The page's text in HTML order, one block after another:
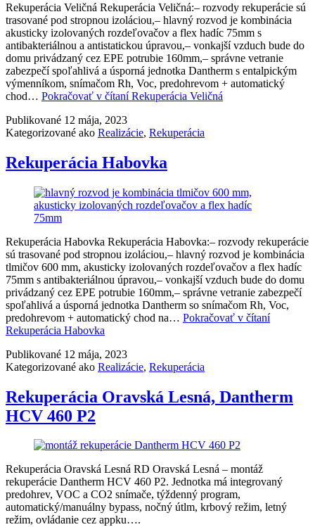
Rekuperácia Veličná Rekuperácia Veličná:– rozvody rekuperácie sú
trasované pod stropnou izoláciou,– hlavný rozvod je kombinácia
akusticky izolovaných rozdeľovačov a flex hadíc 75mm s
antibakteriálnou a antistatickou úpravou,– vonkajší vzduch bude do
domu privádzaný cez EPE potrubie 160mm,– správne vetranie
zabezpečí spoľahlivá a úsporná jednotka Dantherm s entalpickým
výmenníkom, snímačom Rh, Voc, predohrevom + automatický
chod… Pokračovať v čítaníRekuperácia Veličná
Publikované 12 mája, 2023
Kategorizované ako Realizácie, Rekuperácia
Rekuperácia Habovka
Rekuperácia Habovka Rekuperácia Habovka:– rozvody rekuperácie
sú trasované pod stropnou izoláciou,– hlavný rozvod je kombinácia
tlmičov 600 mm, akusticky izolovaných rozdeľovačov a flex hadíc
75mm s antibakteriálnou úpravou,– vonkajší vzduch bude do domu
privádzaný cez EPE potrubie 160mm,– správne vetranie zabezpečí
spoľahlivá a úsporná jednotka Dantherm so snímačom Rh, Voc,
predohrevom + automatický chod na… Pokračovať v čítaní
Rekuperácia Habovka
Publikované 12 mája, 2023
Kategorizované ako Realizácie, Rekuperácia
Rekuperácia Oravská Lesná, Dantherm
HCV 460 P2
Rekuperácia Oravská Lesná RD Oravská Lesná – montáž
rekuperácie Dantherm HCV 460 P2. Jednotka má integrovaný
predohrev, VOC a CO2 snímače, týždenný program,
automatický/manuálny bypass, nočný útlm, krbový režim, letný
režim, ovládanie cez appku….